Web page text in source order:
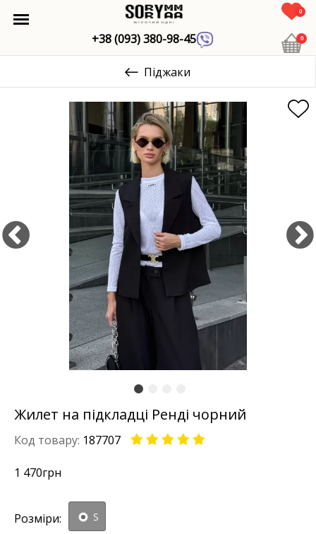
+38 (093) 380-98-45
0
0
Піджаки
Жилет на підкладці Ренді чорний
Код товару: 187707
1 470грн
Розміри: S